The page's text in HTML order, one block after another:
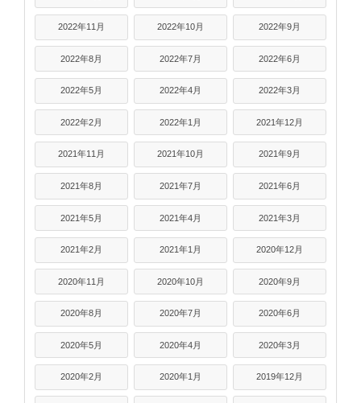
2022年11月 2022年10月 2022年9月
2022年8月 2022年7月 2022年6月
2022年5月 2022年4月 2022年3月
2022年2月 2022年1月 2021年12月
2021年11月 2021年10月 2021年9月
2021年8月 2021年7月 2021年6月
2021年5月 2021年4月 2021年3月
2021年2月 2021年1月 2020年12月
2020年11月 2020年10月 2020年9月
2020年8月 2020年7月 2020年6月
2020年5月 2020年4月 2020年3月
2020年2月 2020年1月 2019年12月